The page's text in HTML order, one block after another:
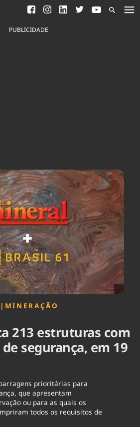
Saneamento
Indicadores
Meio Ambiente
Podcast
Política
Saúde
Tempo
PUBLICIDADE
| MINERAÇÃO
213 estruturas com
segurança, em 19
prioritárias para
que apresentam
ou para as quais os
todos os requisitos de